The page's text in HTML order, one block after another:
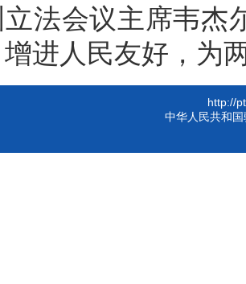
立法会议主席韦杰
进人民友好，为
http://
中华人民共和